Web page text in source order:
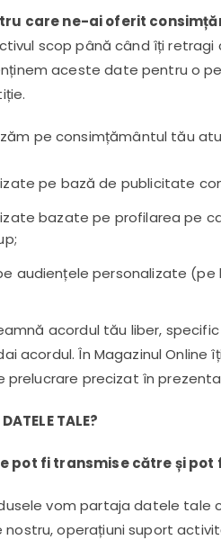
care ne-ai oferit
scop până când îți
aceste date pentru o
pe consimțământul tău
pe bază de publicitate
bazate pe profilarea pe
audiențele personalizate (pe
acordul tău liber,
acordul. În Magazinul Online
prelucrare precizat în
TALE?
pot fi transmise către și
vom partaja datele tale
operațiuni suport